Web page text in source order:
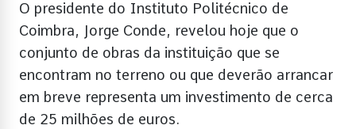
O presidente do Instituto Politécnico de
Coimbra, Jorge Conde, revelou hoje que o
conjunto de obras da instituição que se
encontram no terreno ou que deverão arrancar
em breve representa um investimento de cerca
de 25 milhões de euros.